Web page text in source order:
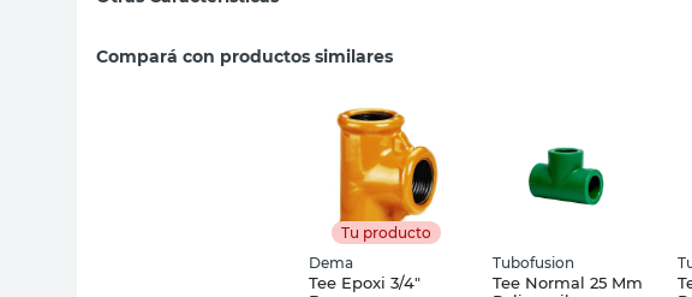
Compará con productos similares
Tu producto
Dema
Tee Epoxi 3/4"
Tubofusion
Tee Normal 25 Mm